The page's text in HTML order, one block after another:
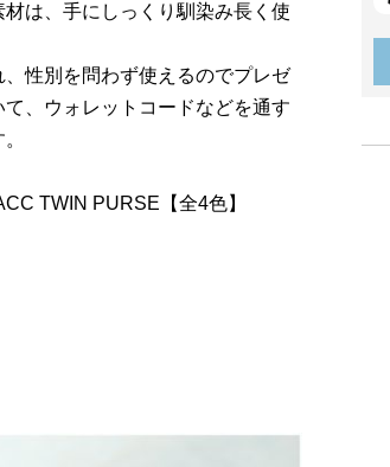
は、手にしっくり馴染み長く使
性別を問わず使えるのでプレゼ
、ウォレットコードなどを通す
TWIN PURSE【全4色】